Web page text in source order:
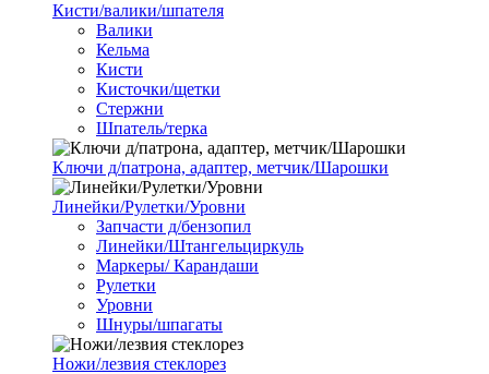
Кисти/валики/шпателя
Валики
Кельма
Кисти
Кисточки/щетки
Стержни
Шпатель/терка
Ключи д/патрона, адаптер, метчик/Шарошки
Линейки/Рулетки/Уровни
Запчасти д/бензопил
Линейки/Штангельциркуль
Маркеры/ Карандаши
Рулетки
Уровни
Шнуры/шпагаты
Ножи/лезвия стеклорез